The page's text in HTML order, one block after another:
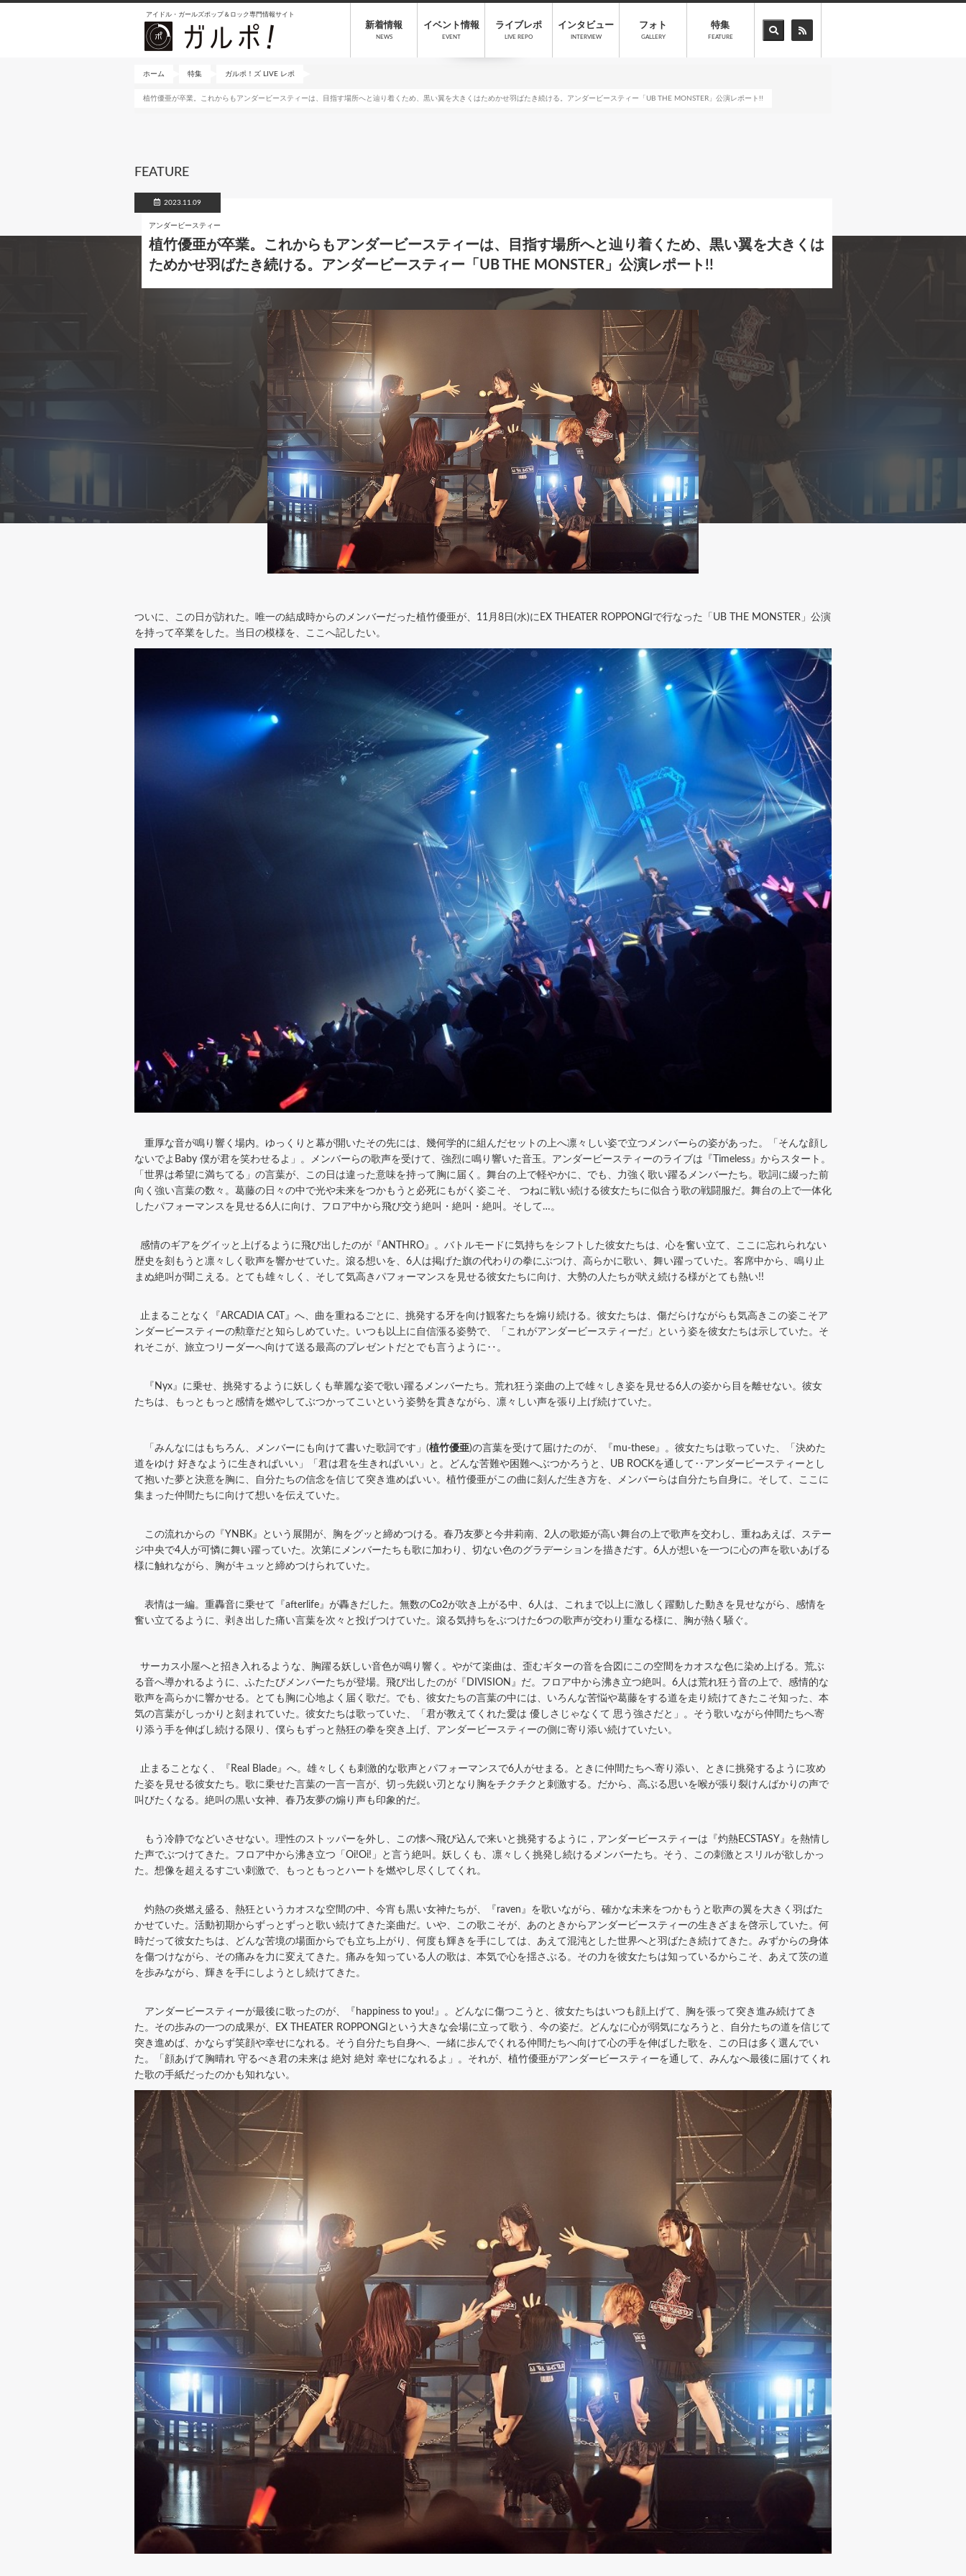
アイドル・ガールズポップ＆ロック専門情報サイト
新着情報
NEWS
イベント情報
EVENT
ライブレポ
LIVE REPO
インタビュー
INTERVIEW
フォト
GALLERY
特集
FEATURE
ホーム 特集 ガルポ！ズ LIVE レポ
植竹優亜が卒業。これからもアンダービースティーは、目指す場所へと辿り着くため、黒い翼を大きくはためかせ羽ばたき続ける。アンダービースティー「UB THE MONSTER」公演レポート!!
FEATURE
2023.11.09
アンダービースティー
植竹優亜が卒業。これからもアンダービースティーは、目指す場所へと辿り着くため、黒い翼を大きくは
ためかせ羽ばたき続ける。アンダービースティー「UB THE MONSTER」公演レポート!!
ついに、この日が訪れた。唯一の結成時からのメンバーだった植竹優亜が、11月8日(水)にEX THEATER ROPPONGIで行なった「UB THE MONSTER」公演
を持って卒業をした。当日の模様を、ここへ記したい。
重厚な音が鳴り響く場内。ゆっくりと幕が開いたその先には、幾何学的に組んだセットの上へ凛々しい姿で立つメンバーらの姿があった。「そんな顔し
ないでよBaby 僕が君を笑わせるよ」。メンバーらの歌声を受けて、強烈に鳴り響いた音玉。アンダービースティーのライブは『Timeless』からスタート。
「世界は希望に満ちてる」の言葉が、この日は違った意味を持って胸に届く。舞台の上で軽やかに、でも、力強く歌い躍るメンバーたち。歌詞に綴った前
向く強い言葉の数々。葛藤の日々の中で光や未来をつかもうと必死にもがく姿こそ、 つねに戦い続ける彼女たちに似合う歌の戦闘服だ。舞台の上で一体化
したパフォーマンスを見せる6人に向け、フロア中から飛び交う絶叫・絶叫・絶叫。そして…。
感情のギアをグイッと上げるように飛び出したのが『ANTHRO』。バトルモードに気持ちをシフトした彼女たちは、心を奮い立て、ここに忘れられない
歴史を刻もうと凛々しく歌声を響かせていた。滾る想いを、6人は掲げた旗の代わりの拳にぶつけ、高らかに歌い、舞い躍っていた。客席中から、鳴り止
まぬ絶叫が聞こえる。とても雄々しく、そして気高きパフォーマンスを見せる彼女たちに向け、大勢の人たちが吠え続ける様がとても熱い!!
止まることなく『ARCADIA CAT』へ、曲を重ねるごとに、挑発する牙を向け観客たちを煽り続ける。彼女たちは、傷だらけながらも気高きこの姿こそア
ンダービースティーの勲章だと知らしめていた。いつも以上に自信漲る姿勢で、「これがアンダービースティーだ」という姿を彼女たちは示していた。そ
れそこが、旅立つリーダーへ向けて送る最高のプレゼントだとでも言うように‥。
『Nyx』に乗せ、挑発するように妖しくも華麗な姿で歌い躍るメンバーたち。荒れ狂う楽曲の上で雄々しき姿を見せる6人の姿から目を離せない。彼女
たちは、もっともっと感情を燃やしてぶつかってこいという姿勢を貫きながら、凛々しい声を張り上げ続けていた。
「みんなにはもちろん、メンバーにも向けて書いた歌詞です」(植竹優亜)の言葉を受けて届けたのが、『mu-these』。彼女たちは歌っていた、「決めた
道をゆけ 好きなように生きればいい」「君は君を生きればいい」と。どんな苦難や困難へぶつかろうと、UB ROCKを通して‥アンダービースティーとし
て抱いた夢と決意を胸に、自分たちの信念を信じて突き進めばいい。植竹優亜がこの曲に刻んだ生き方を、メンバーらは自分たち自身に。そして、ここに
集まった仲間たちに向けて想いを伝えていた。
この流れからの『YNBK』という展開が、胸をグッと締めつける。春乃友夢と今井莉南、2人の歌姫が高い舞台の上で歌声を交わし、重ねあえば、ステー
ジ中央で4人が可憐に舞い躍っていた。次第にメンバーたちも歌に加わり、切ない色のグラデーションを描きだす。6人が想いを一つに心の声を歌いあげる
様に触れながら、胸がキュッと締めつけられていた。
表情は一編。重轟音に乗せて『afterlife』が轟きだした。無数のCo2が吹き上がる中、6人は、これまで以上に激しく躍動した動きを見せながら、感情を
奮い立てるように、剥き出した痛い言葉を次々と投げつけていた。滾る気持ちをぶつけた6つの歌声が交わり重なる様に、胸が熱く騒ぐ。
サーカス小屋へと招き入れるような、胸躍る妖しい音色が鳴り響く。やがて楽曲は、歪むギターの音を合図にこの空間をカオスな色に染め上げる。荒ぶ
る音へ導かれるように、ふたたびメンバーたちが登場。飛び出したのが『DIVISION』だ。フロア中から沸き立つ絶叫。6人は荒れ狂う音の上で、感情的な
歌声を高らかに響かせる。とても胸に心地よく届く歌だ。でも、彼女たちの言葉の中には、いろんな苦悩や葛藤をする道を走り続けてきたこそ知った、本
気の言葉がしっかりと刻まれていた。彼女たちは歌っていた、「君が教えてくれた愛は 優しさじゃなくて 思う強さだと」。そう歌いながら仲間たちへ寄
り添う手を伸ばし続ける限り、僕らもずっと熱狂の拳を突き上げ、アンダービースティーの側に寄り添い続けていたい。
止まることなく、『Real Blade』へ。雄々しくも刺激的な歌声とパフォーマンスで6人がせまる。ときに仲間たちへ寄り添い、ときに挑発するように攻め
た姿を見せる彼女たち。歌に乗せた言葉の一言一言が、切っ先鋭い刃となり胸をチクチクと刺激する。だから、高ぶる思いを喉が張り裂けんばかりの声で
叫びたくなる。絶叫の黒い女神、春乃友夢の煽り声も印象的だ。
もう冷静でなどいさせない。理性のストッパーを外し、この懐へ飛び込んで来いと挑発するように，アンダービースティーは『灼熱ECSTASY』を熱情し
た声でぶつけてきた。フロア中から沸き立つ「Oi!Oi!」と言う絶叫。妖しくも、凛々しく挑発し続けるメンバーたち。そう、この刺激とスリルが欲しかっ
た。想像を超えるすごい刺激で、もっともっとハートを燃やし尽くしてくれ。
灼熱の炎燃え盛る、熱狂というカオスな空間の中、今宵も黒い女神たちが、『raven』を歌いながら、確かな未来をつかもうと歌声の翼を大きく羽ばた
かせていた。活動初期からずっとずっと歌い続けてきた楽曲だ。いや、この歌こそが、あのときからアンダービースティーの生きざまを啓示していた。何
時だって彼女たちは、どんな苦境の場面からでも立ち上がり、何度も輝きを手にしては、あえて混沌とした世界へと羽ばたき続けてきた。みずからの身体
を傷つけながら、その痛みを力に変えてきた。痛みを知っている人の歌は、本気で心を揺さぶる。その力を彼女たちは知っているからこそ、あえて茨の道
を歩みながら、輝きを手にしようとし続けてきた。
アンダービースティーが最後に歌ったのが、『happiness to you!』。どんなに傷つこうと、彼女たちはいつも顔上げて、胸を張って突き進み続けてき
た。その歩みの一つの成果が、EX THEATER ROPPONGIという大きな会場に立って歌う、今の姿だ。どんなに心が弱気になろうと、自分たちの道を信じて
突き進めば、かならず笑顔や幸せになれる。そう自分たち自身へ、一緒に歩んでくれる仲間たちへ向けて心の手を伸ばした歌を、この日は多く選んでい
た。「顔あげて胸晴れ 守るべき君の未来は 絶対 絶対 幸せになれるよ」。それが、植竹優亜がアンダービースティーを通して、みんなへ最後に届けてくれ
た歌の手紙だったのかも知れない。